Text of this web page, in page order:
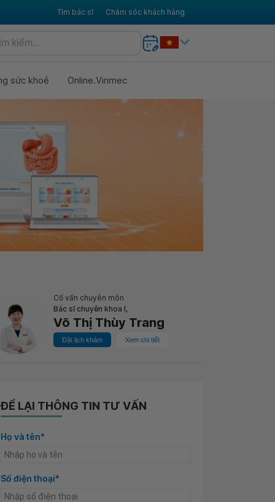
Tìm bác sĩ Chăm sóc khách hàng
sức khoẻ Online.Vinmec
Cố vấn chuyên môn
Bác sĩ chuyên khoa I,
Võ Thị Thùy Trang
Đặt lịch khám Xem chi tiết
ĐỂ LẠI THÔNG TIN TƯ VẤN
Họ và tên*
Số điện thoại*